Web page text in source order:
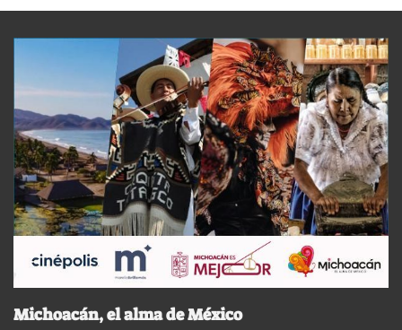
Michoacán, el alma de México